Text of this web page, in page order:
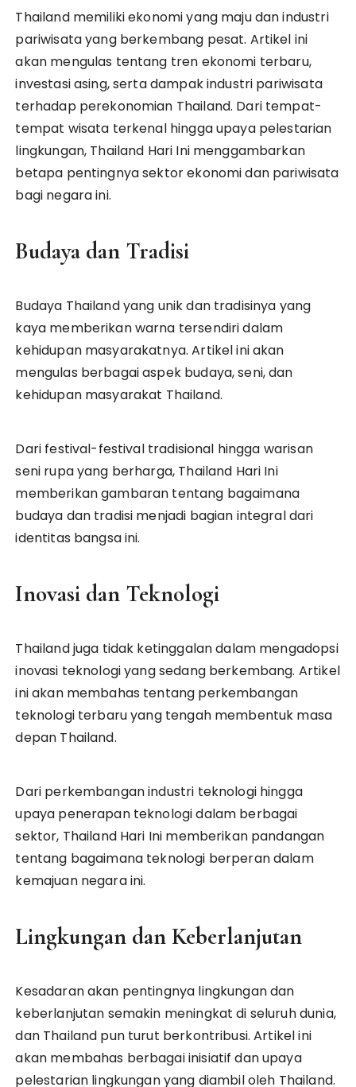
Thailand memiliki ekonomi yang maju dan industri
pariwisata yang berkembang pesat. Artikel ini
akan mengulas tentang tren ekonomi terbaru,
investasi asing, serta dampak industri pariwisata
terhadap perekonomian Thailand. Dari tempat-
tempat wisata terkenal hingga upaya pelestarian
lingkungan, Thailand Hari Ini menggambarkan
betapa pentingnya sektor ekonomi dan pariwisata
bagi negara ini.
Budaya dan Tradisi
Budaya Thailand yang unik dan tradisinya yang
kaya memberikan warna tersendiri dalam
kehidupan masyarakatnya. Artikel ini akan
mengulas berbagai aspek budaya, seni, dan
kehidupan masyarakat Thailand.
Dari festival-festival tradisional hingga warisan
seni rupa yang berharga, Thailand Hari Ini
memberikan gambaran tentang bagaimana
budaya dan tradisi menjadi bagian integral dari
identitas bangsa ini.
Inovasi dan Teknologi
Thailand juga tidak ketinggalan dalam mengadopsi
inovasi teknologi yang sedang berkembang. Artikel
ini akan membahas tentang perkembangan
teknologi terbaru yang tengah membentuk masa
depan Thailand.
Dari perkembangan industri teknologi hingga
upaya penerapan teknologi dalam berbagai
sektor, Thailand Hari Ini memberikan pandangan
tentang bagaimana teknologi berperan dalam
kemajuan negara ini.
Lingkungan dan Keberlanjutan
Kesadaran akan pentingnya lingkungan dan
keberlanjutan semakin meningkat di seluruh dunia,
dan Thailand pun turut berkontribusi. Artikel ini
akan membahas berbagai inisiatif dan upaya
pelestarian lingkungan yang diambil oleh Thailand.